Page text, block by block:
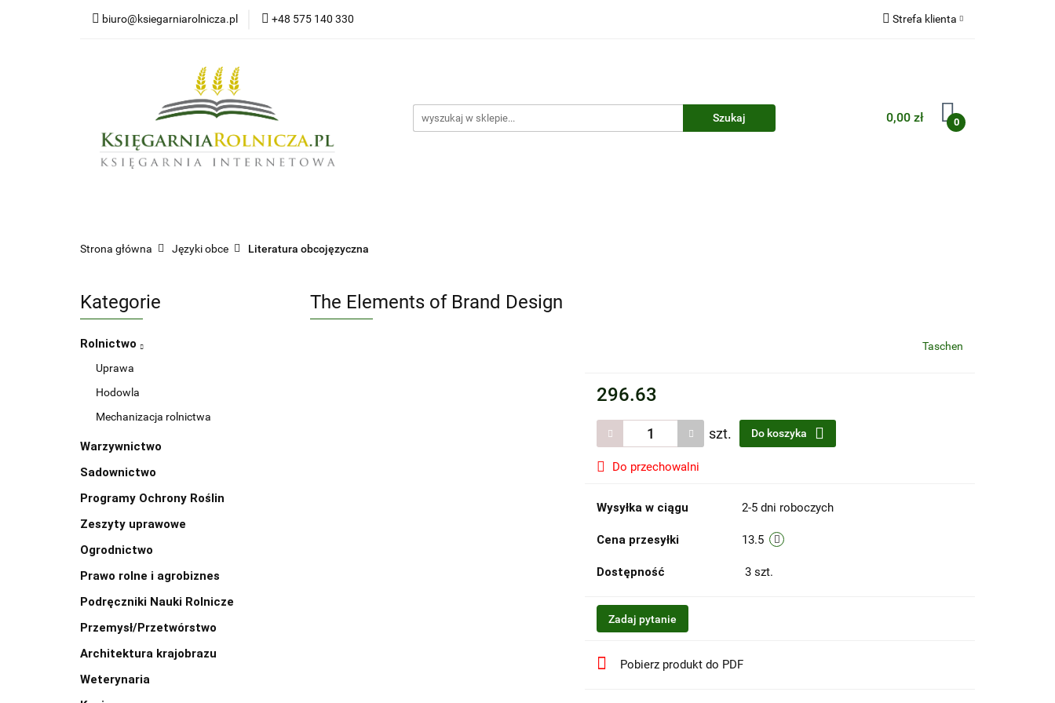
biuro@ksiegarniarolnicza.pl +48 575 140 330 Strefa klienta
Dodaj zgłoszenie
Zgody cookies
0,00 zł 0
Strona główna Języki obce Literatura obcojęzyczna
Kategorie
Rolnictwo
Uprawa
Hodowla
Mechanizacja rolnictwa
Warzywnictwo
Sadownictwo
Programy Ochrony Roślin
Zeszyty uprawowe
Ogrodnictwo
Prawo rolne i agrobiznes
Podręczniki Nauki Rolnicze
Przemysł/Przetwórstwo
Architektura krajobrazu
Weterynaria
The Elements of Brand Design
Taschen
296.63
szt. Do koszyka
Do przechowalni
Wysyłka w ciągu 2-5 dni roboczych
Cena przesyłki 13.5
Dostępność 3 szt.
Zadaj pytanie
Pobierz produkt do PDF